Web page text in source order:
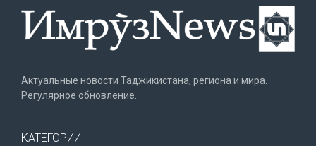
Актуальные новости Таджикистана, региона и мира.
Регулярное обновление.
КАТЕГОРИИ